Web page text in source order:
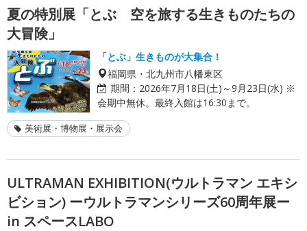
夏の特別展「とぶ 空を旅する生きものたちの
大冒険」
「とぶ」生きものが大集合！
福岡県・北九州市八幡東区
期間： 2026年7月18日(土)～9月23日(水) ※
会期中無休。最終入館は16:30まで。
美術展・博物展・展示会
ULTRAMAN EXHIBITION(ウルトラマン エキシ
ビション) ーウルトラマンシリーズ60周年展ー
in スペースLABO